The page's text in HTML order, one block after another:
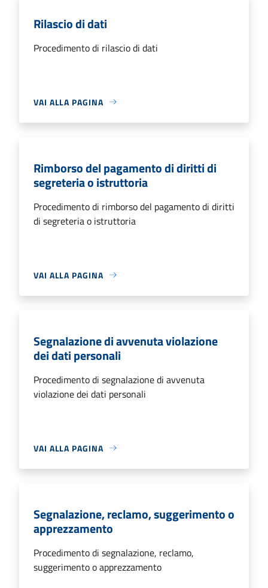
Rilascio di dati
Procedimento di rilascio di dati
VAI ALLA PAGINA
Rimborso del pagamento di diritti di
segreteria o istruttoria
Procedimento di rimborso del pagamento di diritti
di segreteria o istruttoria
VAI ALLA PAGINA
Segnalazione di avvenuta violazione
dei dati personali
Procedimento di segnalazione di avvenuta
violazione dei dati personali
VAI ALLA PAGINA
Segnalazione, reclamo, suggerimento o
apprezzamento
Procedimento di segnalazione, reclamo,
suggerimento o apprezzamento